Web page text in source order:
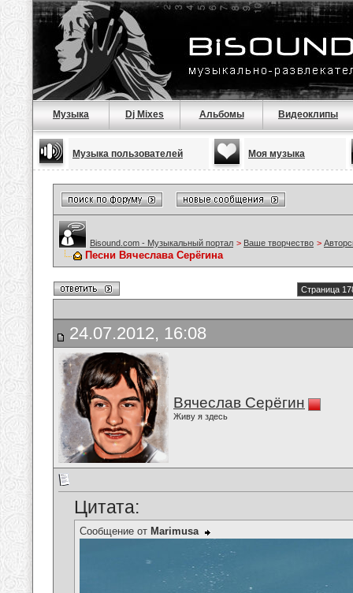
Музыка Dj Mixes Альбомы Видеоклипы
Музыка пользователей Моя музыка
Bisound.com - Музыкальный портал > Ваше творчество >
Песни Вячеслава Серёгина
Страница
24.07.2012, 16:08
Вячеслав Серёгин
Живу я здесь
Цитата:
Сообщение от Marimusa